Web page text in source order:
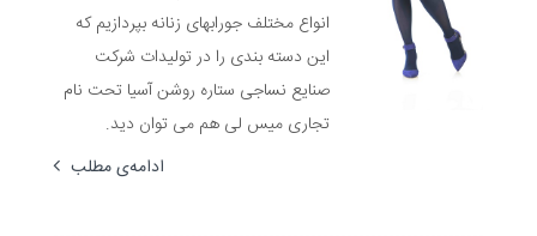
انواع مختلف جورابهای زنانه بپردازیم که
این دسته بندی را در تولیدات شرکت
صنایع نساجی ستاره روشن آسیا تحت نام
تجاری میس لی هم می توان دید.
ادامه‌ی مطلب